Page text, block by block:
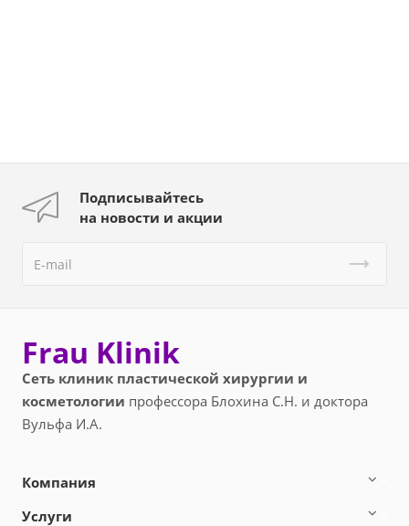
Подписывайтесь
на новости и акции
Frau Klinik
Сеть клиник пластической хирургии и
косметологии профессора Блохина С.Н. и доктора
Вульфа И.А.
Компания
Услуги